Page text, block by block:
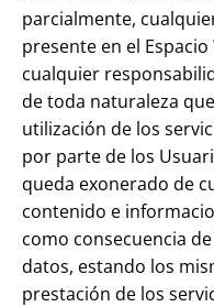
parcialmente,
presente en el
cualquier
de toda naturaleza
utilización de los
por parte de los
queda exonerado de
contenido e
como consecuencia
datos, estando los
prestación de los